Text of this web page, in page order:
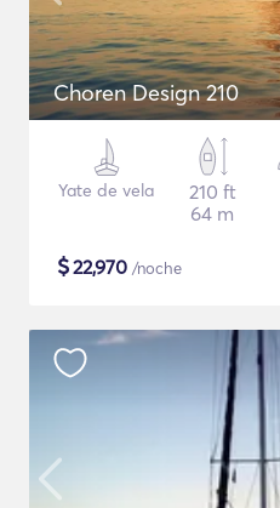
Choren Design 210
Yate de vela
210 ft
64 m
$22,970 /noche